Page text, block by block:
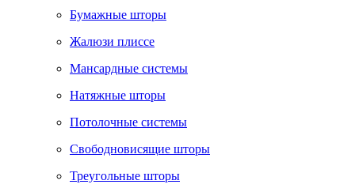
Бумажные шторы
Жалюзи плиссе
Мансардные системы
Натяжные шторы
Потолочные системы
Свободновисящие шторы
Треугольные шторы